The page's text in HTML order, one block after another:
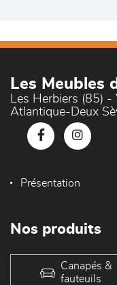
Les Meubles
Les Herbiers (85) -
Atlantique-Deux
Présentation
Nos produits
Canapés &
fauteuils